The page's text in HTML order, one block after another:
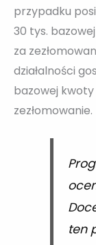
przypadku
30 tys.
za
działalności
bazowej kwoty
zezłomowanie.
ten